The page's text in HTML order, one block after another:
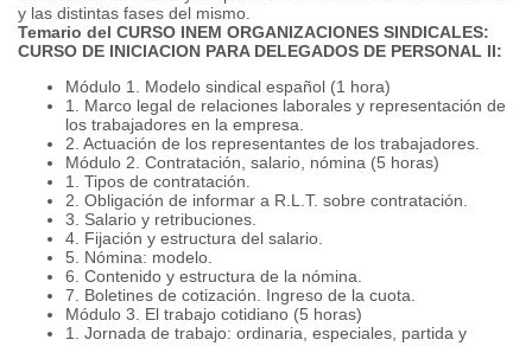
y las distintas fases del mismo.
Temario del CURSO INEM ORGANIZACIONES SINDICALES:
CURSO DE INICIACION PARA DELEGADOS DE PERSONAL II:
Módulo 1. Modelo sindical español (1 hora)
1. Marco legal de relaciones laborales y representación de
los trabajadores en la empresa.
2. Actuación de los representantes de los trabajadores.
Módulo 2. Contratación, salario, nómina (5 horas)
1. Tipos de contratación.
2. Obligación de informar a R.L.T. sobre contratación.
3. Salario y retribuciones.
4. Fijación y estructura del salario.
5. Nómina: modelo.
6. Contenido y estructura de la nómina.
7. Boletines de cotización. Ingreso de la cuota.
Módulo 3. El trabajo cotidiano (5 horas)
1. Jornada de trabajo: ordinaria, especiales, partida y